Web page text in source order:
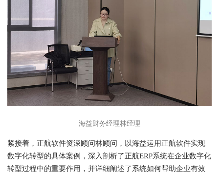
海益财务经理林经理
紧接着，正航软件资深顾问林顾问，以海益运用正航软件实现
数字化转型的具体案例，深入剖析了正航ERP系统在企业数字化
转型过程中的重要作用，并详细阐述了系统如何帮助企业有效